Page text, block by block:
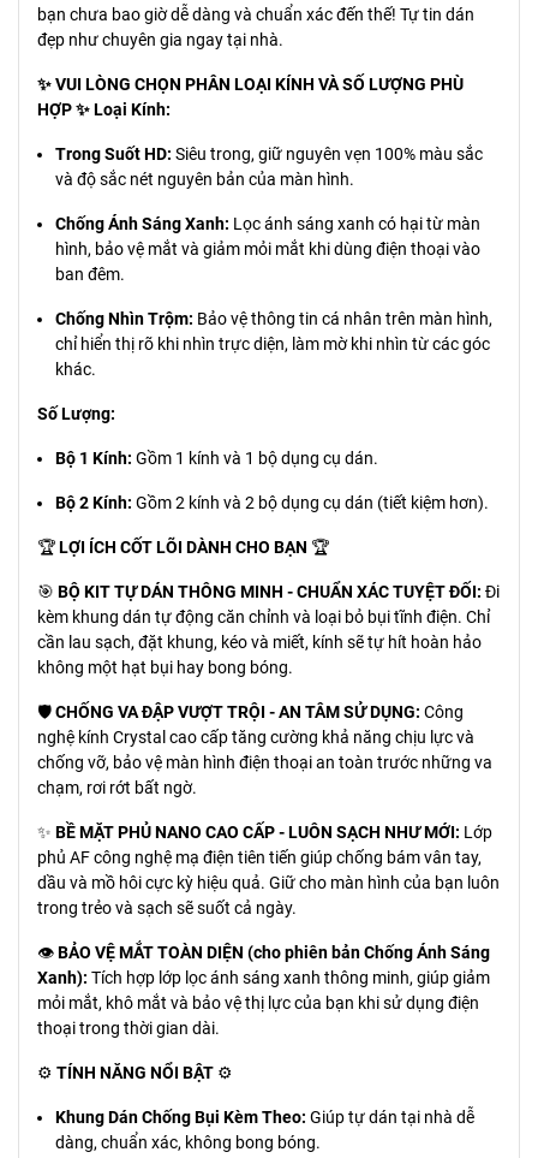
bạn chưa bao giờ dễ dàng và chuẩn xác đến thế! Tự tin dán
đẹp như chuyên gia ngay tại nhà.
✨ VUI LÒNG CHỌN PHÂN LOẠI KÍNH VÀ SỐ LƯỢNG PHÙ
HỢP ✨Loại Kính:
Trong Suốt HD: Siêu trong, giữ nguyên vẹn 100% màu sắc
và độ sắc nét nguyên bản của màn hình.
Chống Ánh Sáng Xanh: Lọc ánh sáng xanh có hại từ màn
hình, bảo vệ mắt và giảm mỏi mắt khi dùng điện thoại vào
ban đêm.
Chống Nhìn Trộm: Bảo vệ thông tin cá nhân trên màn hình,
chỉ hiển thị rõ khi nhìn trực diện, làm mờ khi nhìn từ các góc
khác.
Số Lượng:
Bộ 1 Kính: Gồm 1 kính và 1 bộ dụng cụ dán.
Bộ 2 Kính: Gồm 2 kính và 2 bộ dụng cụ dán (tiết kiệm hơn).
🏆LỢI ÍCH CỐT LÕI DÀNH CHO BẠN 🏆
🎯 BỘ KIT TỰ DÁN THÔNG MINH - CHUẨN XÁC TUYỆT ĐỐI: Đi
kèm khung dán tự động căn chỉnh và loại bỏ bụi tĩnh điện. Chỉ
cần lau sạch, đặt khung, kéo và miết, kính sẽ tự hít hoàn hảo
không một hạt bụi hay bong bóng.
🛡️CHỐNG VA ĐẬP VƯỢT TRỘI - AN TÂM SỬ DỤNG: Công
nghệ kính Crystal cao cấp tăng cường khả năng chịu lực và
chống vỡ, bảo vệ màn hình điện thoại an toàn trước những va
chạm, rơi rớt bất ngờ.
✨ BỀ MẶT PHỦ NANO CAO CẤP - LUÔN SẠCH NHƯ MỚI: Lớp
phủ AF công nghệ mạ điện tiên tiến giúp chống bám vân tay,
dầu và mồ hôi cực kỳ hiệu quả. Giữ cho màn hình của bạn luôn
trong trẻo và sạch sẽ suốt cả ngày.
👁️BẢO VỆ MẮT TOÀN DIỆN (cho phiên bản Chống Ánh Sáng
Xanh): Tích hợp lớp lọc ánh sáng xanh thông minh, giúp giảm
mỏi mắt, khô mắt và bảo vệ thị lực của bạn khi sử dụng điện
thoại trong thời gian dài.
⚙️ TÍNH NĂNG NỔI BẬT ⚙️
Khung Dán Chống Bụi Kèm Theo: Giúp tự dán tại nhà dễ
dàng, chuẩn xác, không bong bóng.